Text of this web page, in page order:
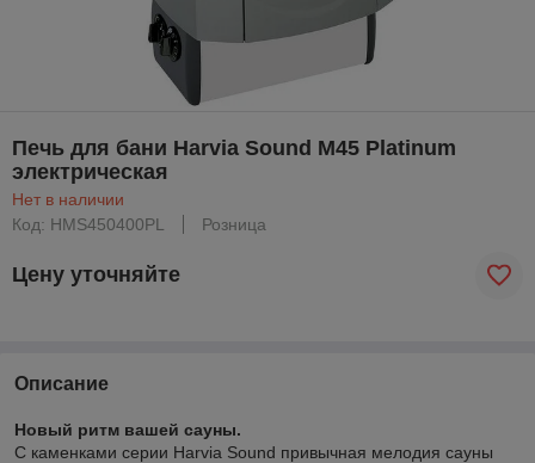
Печь для бани Harvia Sound M45 Platinum
электрическая
Нет в наличии
Код: HMS450400PL
Розница
Цену уточняйте
Описание
Новый ритм вашей сауны.
С каменками серии Harvia Sound привычная мелодия сауны